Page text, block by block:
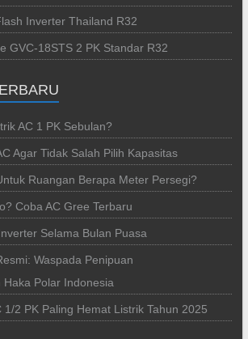
Inverter Thailand R32
GVC-18STS 2 PK Standar R32
AC 1 PK Sebulan?
Agar Tidak Salah Pilih Kapasitas
Ruangan Berapa Meter Persegi?
Coba AC Gree Terbaru
Selama Bulan Puasa
Waspada Penipuan
Polar Indonesia
1/2 PK Paling Hemat Listrik Tahun 2025